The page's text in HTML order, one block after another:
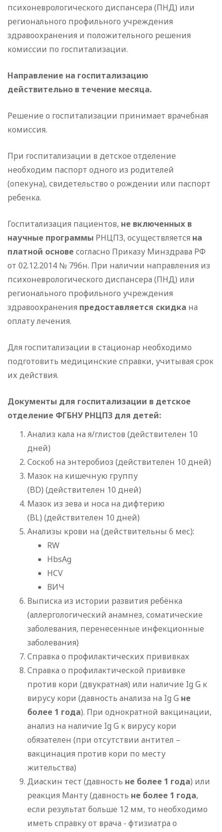
психоневрологического диспансера (ПНД) или
регионального профильного учреждения
здравоохранения и положительного решения
комиссии по госпитализации.
Направление на госпитализацию
действительно в течение месяца.
Решение о госпитализации принимает врачебная
комиссия.
При госпитализации в детское отделение
необходим паспорт одного из родителей
(опекуна), свидетельство о рождении или паспорт
ребенка.
Госпитализация пациентов, не включенных в
научные программы РНЦПЗ, осуществляется на
платной основе согласно Приказу Минздрава РФ
от 02.12.2014 № 796н. При наличии направления из
психоневрологического диспансера (ПНД) или
регионального профильного учреждения
здравоохранения предоставляется скидка на
оплату лечения.
Для госпитализации в стационар необходимо
подготовить медицинские справки, учитывая срок
их действия.
Документы для госпитализации в детское
отделение ФГБНУ РНЦПЗ для детей:
Анализ кала на я/глистов (действителен 10
дней)
Соскоб на энтеробиоз (действителен 10 дней)
Мазок на кишечную группу
(BD) (действителен 10 дней)
Мазок из зева и носа на дифтерию
(BL) (действителен 10 дней)
Анализы крови на (действительны 6 мес):
RW
HbsAg
HCV
ВИЧ
Выписка из истории развития ребёнка
(аллергологический анамнез, соматические
заболевания, перенесенные инфекционные
заболевания)
Справка о профилактических прививках
Справка о профилактической прививке
против кори (двукратная) или наличие Ig G к
вирусу кори (давность анализа на Ig G не
более 1 года). При однократной вакцинации,
анализ на наличие Ig G к вирусу кори
обязателен (при отсутствии антител –
вакцинация против кори по месту
жительства)
Диаскин тест (давность не более 1 года) или
реакция Манту (давность не более 1 года,
если результат больше 12 мм, то необходимо
иметь справку от врача - фтизиатра о